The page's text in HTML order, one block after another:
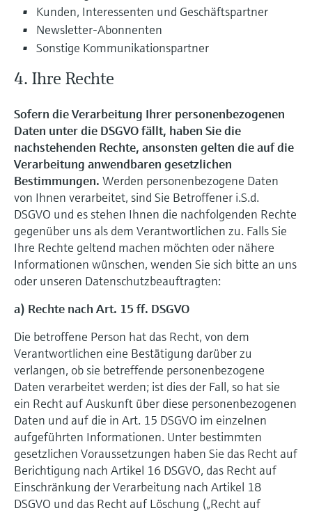
Kunden, Interessenten und Geschäftspartner
Newsletter-Abonnenten
Sonstige Kommunikationspartner
4. Ihre Rechte
Sofern die Verarbeitung Ihrer personenbezogenen
Daten unter die DSGVO fällt, haben Sie die
nachstehenden Rechte, ansonsten gelten die auf die
Verarbeitung anwendbaren gesetzlichen
Bestimmungen. Werden personenbezogene Daten
von Ihnen verarbeitet, sind Sie Betroffener i.S.d.
DSGVO und es stehen Ihnen die nachfolgenden Rechte
gegenüber uns als dem Verantwortlichen zu. Falls Sie
Ihre Rechte geltend machen möchten oder nähere
Informationen wünschen, wenden Sie sich bitte an uns
oder unseren Datenschutzbeauftragten:
a) Rechte nach Art. 15 ff. DSGVO
Die betroffene Person hat das Recht, von dem
Verantwortlichen eine Bestätigung darüber zu
verlangen, ob sie betreffende personenbezogene
Daten verarbeitet werden; ist dies der Fall, so hat sie
ein Recht auf Auskunft über diese personenbezogenen
Daten und auf die in Art. 15 DSGVO im einzelnen
aufgeführten Informationen. Unter bestimmten
gesetzlichen Voraussetzungen haben Sie das Recht auf
Berichtigung nach Artikel 16 DSGVO, das Recht auf
Einschränkung der Verarbeitung nach Artikel 18
DSGVO und das Recht auf Löschung („Recht auf